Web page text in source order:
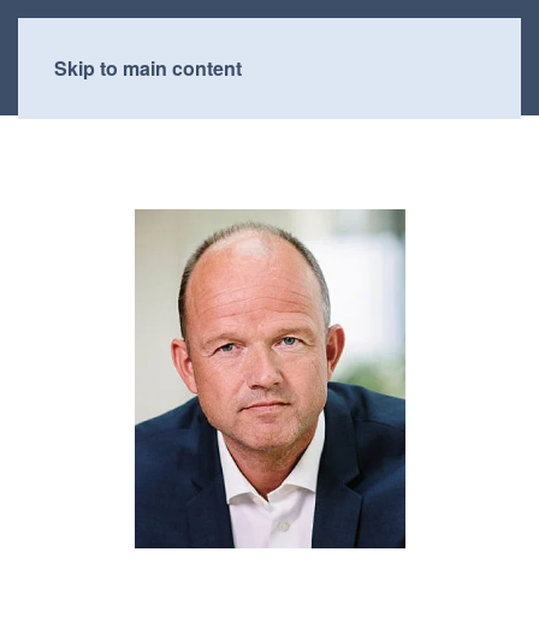
Skip to main content